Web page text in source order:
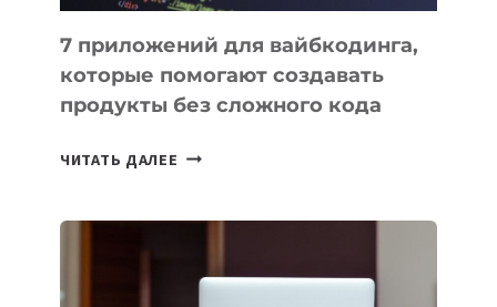
7 приложений для вайбкодинга,
которые помогают создавать
продукты без сложного кода
ЧИТАТЬ ДАЛЕЕ 7
ПОМОГАЮТ